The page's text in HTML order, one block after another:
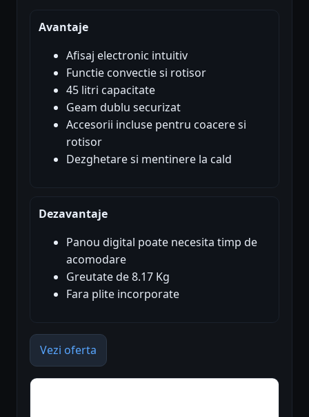
Avantaje
Afisaj electronic intuitiv
Functie convectie si rotisor
45 litri capacitate
Geam dublu securizat
Accesorii incluse pentru coacere si
rotisor
Dezghetare si mentinere la cald
Dezavantaje
Panou digital poate necesita timp de
acomodare
Greutate de 8.17 Kg
Fara plite incorporate
Vezi oferta